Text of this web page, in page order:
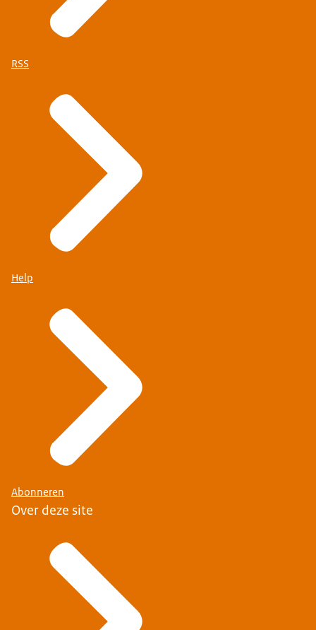
RSS
Help
Abonneren
Over deze site